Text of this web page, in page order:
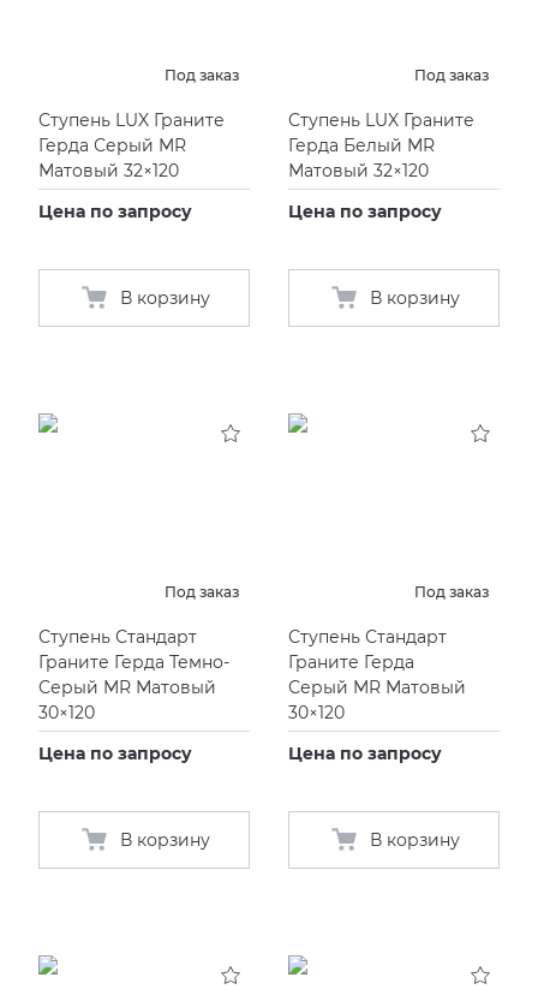
Под заказ
Ступень LUX Граните
Герда Серый MR
Матовый 32×120
Цена по запросу
В корзину
Под заказ
Ступень LUX Граните
Герда Белый MR
Матовый 32×120
Цена по запросу
В корзину
Под заказ
Ступень Стандарт
Граните Герда Темно-
Серый MR Матовый
30×120
Цена по запросу
В корзину
Под заказ
Ступень Стандарт
Граните Герда
Серый MR Матовый
30×120
Цена по запросу
В корзину